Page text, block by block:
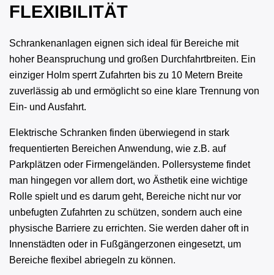
FLEXIBILITÄT
Schrankenanlagen eignen sich ideal für Bereiche mit
hoher Beanspruchung und großen Durchfahrtbreiten. Ein
einziger Holm sperrt Zufahrten bis zu 10 Metern Breite
zuverlässig ab und ermöglicht so eine klare Trennung von
Ein- und Ausfahrt.
Elektrische Schranken finden überwiegend in stark
frequentierten Bereichen Anwendung, wie z.B. auf
Parkplätzen oder Firmengeländen. Pollersysteme findet
man hingegen vor allem dort, wo Ästhetik eine wichtige
Rolle spielt und es darum geht, Bereiche nicht nur vor
unbefugten Zufahrten zu schützen, sondern auch eine
physische Barriere zu errichten. Sie werden daher oft in
Innenstädten oder in Fußgängerzonen eingesetzt, um
Bereiche flexibel abriegeln zu können.